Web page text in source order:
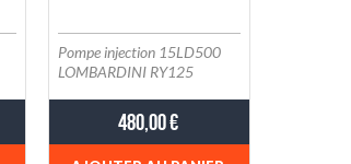
Pompe injection 15LD500
LOMBARDINI RY125
ED0065904280-S - QLC65
480,00 €